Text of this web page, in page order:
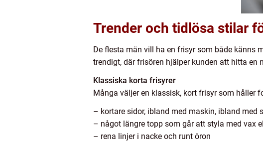
Trender och tidlösa stilar
De flesta män vill ha en frisyr som både känns
trendigt, där frisören hjälper kunden att hitta
Klassiska korta frisyrer
Många väljer en klassisk, kort frisyr som håller
– kortare sidor, ibland med maskin, ibland med
– något längre topp som går att styla med vax
– rena linjer i nacke och runt öron